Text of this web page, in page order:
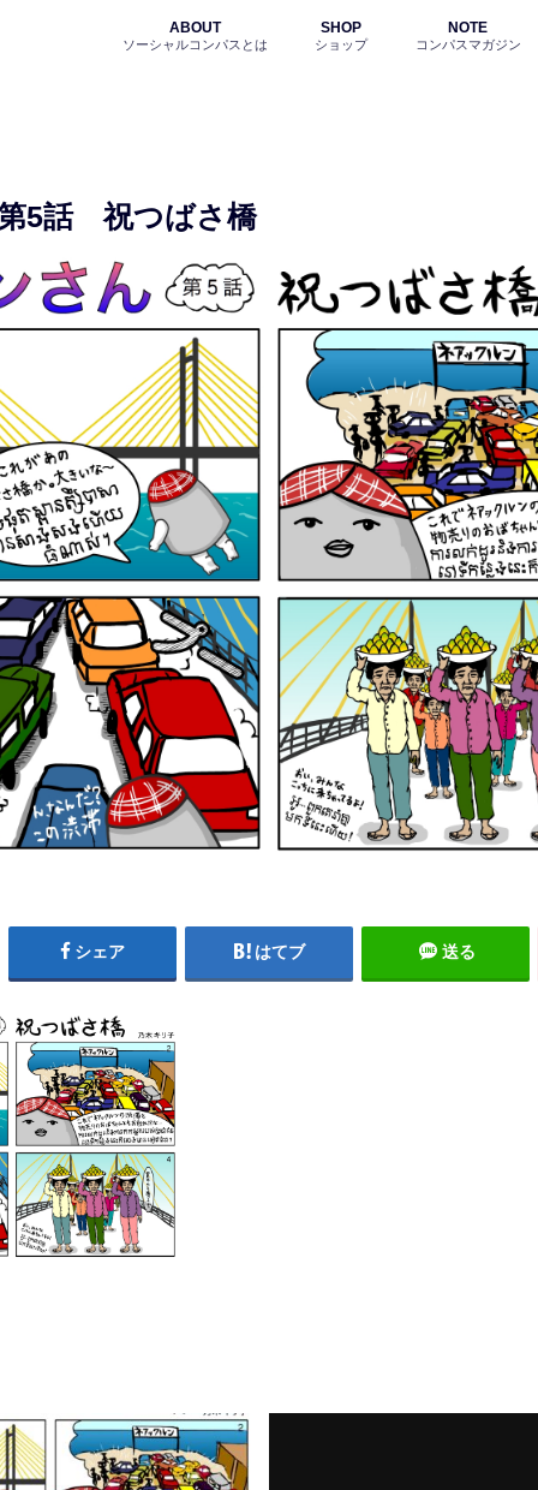
ABOUT
ソーシャルコンパスとは
SHOP
ショップ
NOTE
コンパスマガジン
5話 祝つばさ橋
シェア はてブ 送る